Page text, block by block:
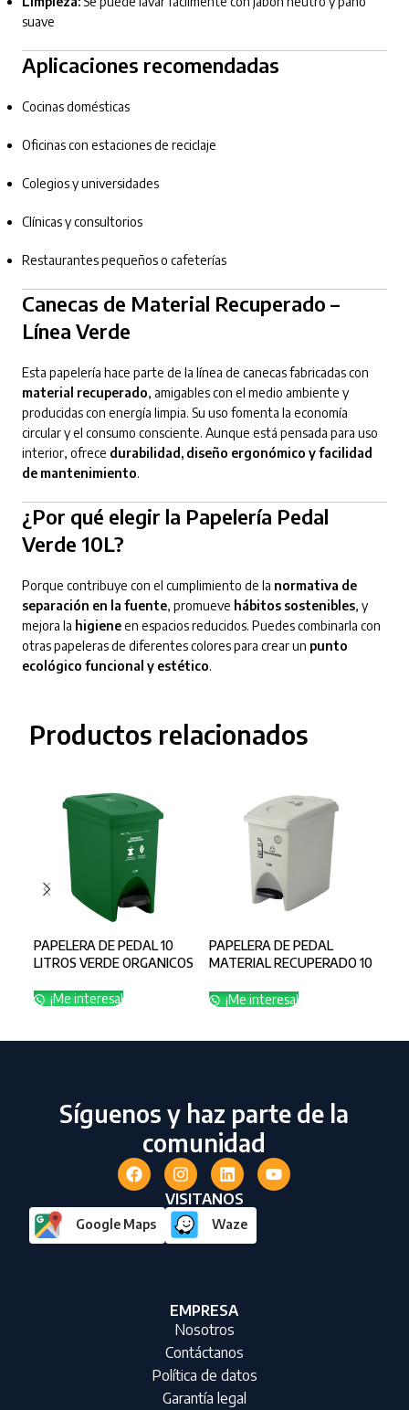
suave
Aplicaciones recomendadas
Cocinas domésticas
Oficinas con estaciones de reciclaje
Colegios y universidades
Clínicas y consultorios
Restaurantes pequeños o cafeterías
Canecas de Material Recuperado –
Línea Verde
Esta papelería hace parte de la línea de canecas fabricadas con
material recuperado, amigables con el medio ambiente y
producidas con energía limpia. Su uso fomenta la economía
circular y el consumo consciente. Aunque está pensada para uso
interior, ofrece durabilidad, diseño ergonómico y facilidad
de mantenimiento.
¿Por qué elegir la Papelería Pedal
Verde 10L?
Porque contribuye con el cumplimiento de la normativa de
separación en la fuente, promueve hábitos sostenibles, y
mejora la higieneen espacios reducidos. Puedes combinarla con
otras papeleras de diferentes colores para crear un punto
ecológico funcional y estético.
Productos relacionados
PAPELERA DE PEDAL 10
LITROS VERDE ORGANICOS
¡Me interesa!
PAPELERA DE PEDAL
MATERIAL RECUPERADO 10
APROVECHABLE
¡Me interesa!
Síguenos y haz parte de la
comunidad
VISITANOS
Google Maps Waze
EMPRESA
Nosotros
Contáctanos
Política de datos
Garantía legal